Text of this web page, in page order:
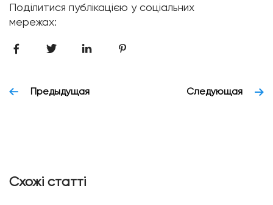
Поділитися публікацією у соціальних
мережах:
Предыдущая Следующая
Схожі статті